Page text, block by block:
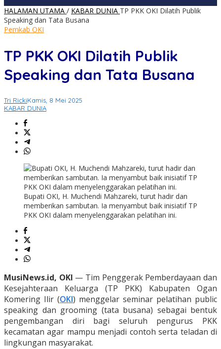
HALAMAN UTAMA / KABAR DUNIA TP PKK OKI Dilatih Publik
Speaking dan Tata Busana
Pemkab OKI
TP PKK OKI Dilatih Publik
Speaking dan Tata Busana
Tri RickiKamis, 8 Mei 2025
KABAR DUNIA
Bupati OKI, H. Muchendi Mahzareki, turut hadir dan
memberikan sambutan. Ia menyambut baik inisiatif TP
PKK OKI dalam menyelenggarakan pelatihan ini.
MusiNews.id, OKI — Tim Penggerak Pemberdayaan dan
Kesejahteraan Keluarga (TP PKK) Kabupaten Ogan
Komering Ilir (OKI) menggelar seminar pelatihan public
speaking dan grooming (tata busana) sebagai bentuk
pengembangan diri bagi seluruh pengurus PKK
kecamatan agar mampu menjadi contoh serta teladan di
lingkungan masyarakat.